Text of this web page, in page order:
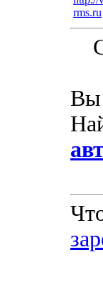
rms.ru
Вы